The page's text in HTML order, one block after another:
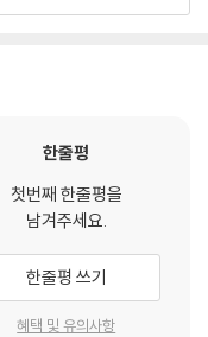
에서 핵심 질문을 잘 결합
다.”
한줄평
첫번째 한줄평을
남겨주세요.
한줄평 쓰기
혜택 및 유의사항